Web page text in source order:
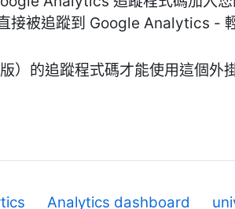
接被追蹤到 Google Analytics -
的追蹤程式碼才能使用這個外
Analytics dashboard